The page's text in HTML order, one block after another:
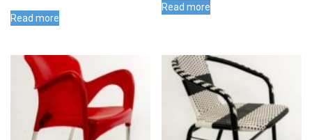
Read more
Read more